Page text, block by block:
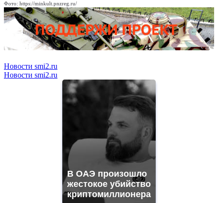
Фото: https://minkult.pnzreg.ru/
Новости smi2.ru
Новости smi2.ru
В ОАЭ произошло
жестокое убийство
криптомиллионера